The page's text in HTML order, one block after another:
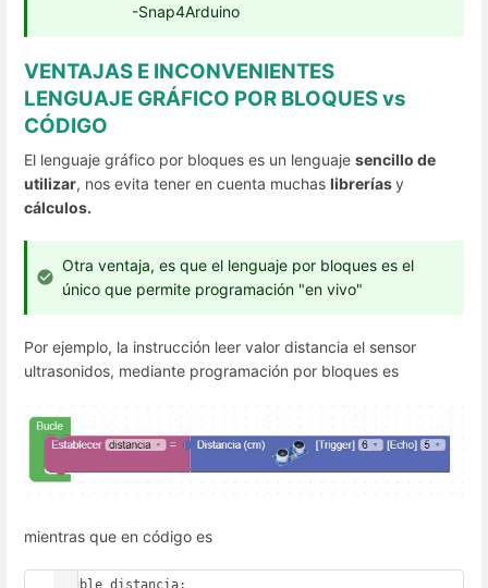
-Snap4Arduino
VENTAJAS E INCONVENIENTES
LENGUAJE GRÁFICO POR BLOQUES vs
CÓDIGO
El lenguaje gráfico por bloques es un lenguaje sencillo de
utilizar, nos evita tener en cuenta muchas libreríasy
cálculos.
Otra ventaja, es que el lenguaje por bloques es el
único que permite programación "en vivo"
Por ejemplo, la instrucción leer valor distancia el sensor
ultrasonidos, mediante programación por bloques es
mientras que en código es
double distancia;